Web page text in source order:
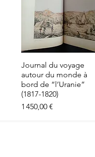
Aperçu rapide
Journal du voyage
autour du monde à
bord de “l’Uranie”
(1817-1820)
Prix
1 450,00 €